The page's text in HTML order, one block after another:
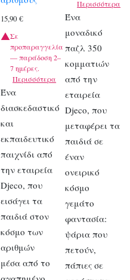
15,90€
Σε
προπαραγγελία
— παράδοση 2–
7 ημέρες.
Περισσότερα
Ένα
διασκεδαστικό
και
εκπαιδευτικό
παιχνίδι από
την εταιρεία
Djeco, που
εισάγει τα
παιδιά στον
κόσμο των
αριθμών
μέσα από το
Περισσότερα
Ένα
μοναδικό
παζλ 350
κομματιών
από την
εταιρεία
Djeco, που
μεταφέρει τα
παιδιά σε
έναν
ονειρικό
κόσμο
γεμάτο
φαντασία:
ψάρια που
πετούν,
πάπιες σε